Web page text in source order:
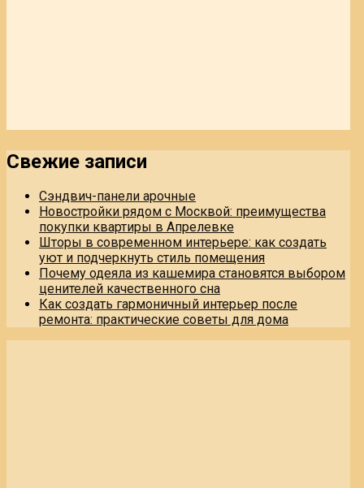
Свежие записи
Сэндвич-панели арочные
Новостройки рядом с Москвой: преимущества
покупки квартиры в Апрелевке
Шторы в современном интерьере: как создать
уют и подчеркнуть стиль помещения
Почему одеяла из кашемира становятся выбором
ценителей качественного сна
Как создать гармоничный интерьер после
ремонта: практические советы для дома